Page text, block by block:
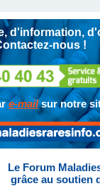
d'information,
nous !
e-mailsur notre
Le Forum
grâce au soutien